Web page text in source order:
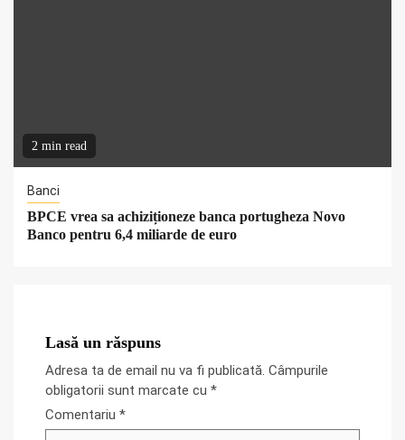
2 min read
Banci
BPCE vrea sa achiziționeze banca portugheza Novo
Banco pentru 6,4 miliarde de euro
Lasă un răspuns
Adresa ta de email nu va fi publicată. Câmpurile
obligatorii sunt marcate cu *
Comentariu *